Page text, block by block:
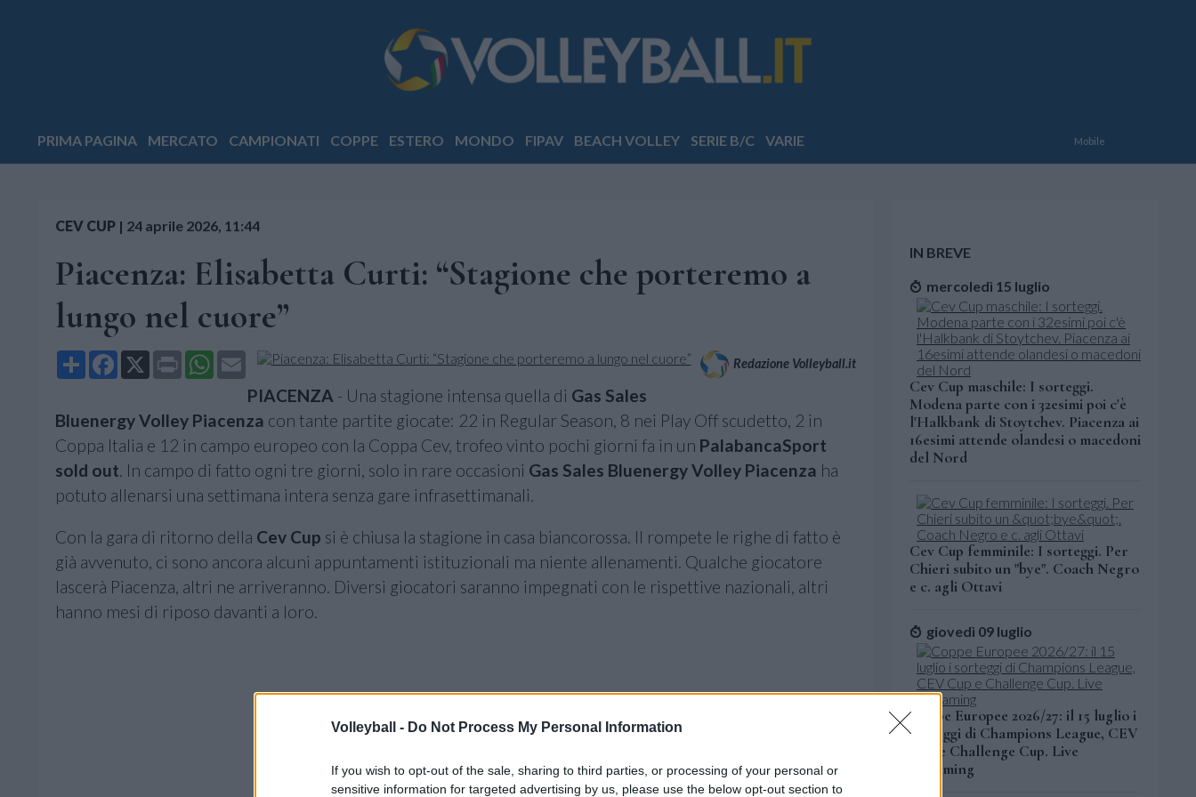
Volleyball - Do Not Process My Personal Information
If you wish to opt-out of the sale, sharing to third parties, or processing of your personal or
sensitive information for targeted advertising by us, please use the below opt-out section to
PRIMA PAGINA MERCATO CAMPIONATI COPPE ESTERO MONDO FIPAV BEACH VOLLEY SERIE B/C VARIE Mobile
CEV CUP | 24 aprile 2026, 11:44
Piacenza: Elisabetta Curti: “Stagione che porteremo a
lungo nel cuore”
Share Facebook
X Print WhatsApp
Email Redazione Volleyball.it
PIACENZA - Una stagione intensa quella di Gas Sales
Bluenergy Volley Piacenza con tante partite giocate: 22 in Regular Season, 8 nei Play Off scudetto, 2 in
Coppa Italia e 12 in campo europeo con la Coppa Cev, trofeo vinto pochi giorni fa in un PalabancaSport
sold out. In campo di fatto ogni tre giorni, solo in rare occasioni Gas Sales Bluenergy Volley Piacenza ha
potuto allenarsi una settimana intera senza gare infrasettimanali.
Con la gara di ritorno della Cev Cup si è chiusa la stagione in casa biancorossa. Il rompete le righe di fatto è
già avvenuto, ci sono ancora alcuni appuntamenti istituzionali ma niente allenamenti. Qualche giocatore
lascerà Piacenza, altri ne arriveranno. Diversi giocatori saranno impegnati con le rispettive nazionali, altri
hanno mesi di riposo davanti a loro.
IN BREVE
mercoledì 15 luglio
Cev Cup maschile: I sorteggi.
Modena parte con i 32esimi poi c'è
l'Halkbank di Stoytchev. Piacenza ai
16esimi attende olandesi o macedoni
del Nord
Cev Cup femminile: I sorteggi. Per
Chieri subito un "bye". Coach Negro
e c. agli Ottavi
giovedì 09 luglio
Coppe Europee 2026/27: il 15 luglio i
sorteggi di Champions League, CEV
Cup e Challenge Cup. Live
streaming